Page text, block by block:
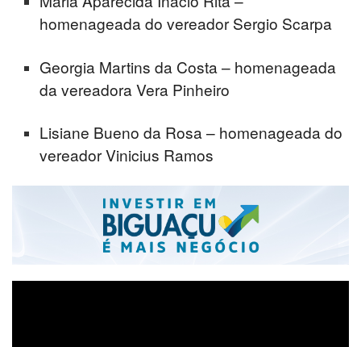
homenageada do vereador Sergio Scarpa
Georgia Martins da Costa – homenageada
da vereadora Vera Pinheiro
Lisiane Bueno da Rosa – homenageada do
vereador Vinicius Ramos